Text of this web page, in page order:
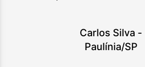
Carlos Silva -
Paulínia/SP